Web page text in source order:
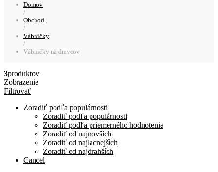
Domov
/
Obchod
/
Vábničky
/
Vábničky na dravcov
3produktov
Zobrazenie
Filtrovať
Zoradiť podľa populárnosti
Zoradiť podľa populárnosti
Zoradiť podľa priemerného hodnotenia
Zoradiť od najnovších
Zoradiť od najlacnejších
Zoradiť od najdrahších
Cancel